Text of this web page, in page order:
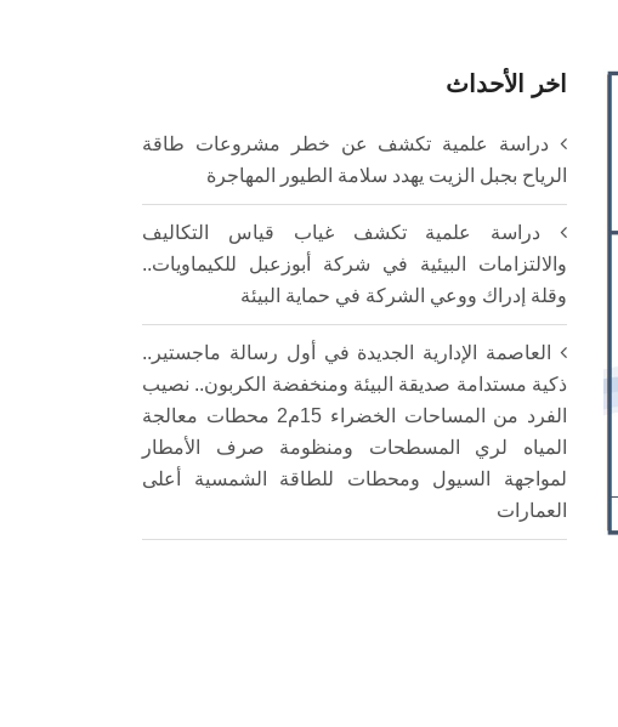
اخر الأحداث
دراسة علمية تكشف عن خطر مشروعات طاقة
الرياح بجبل الزيت يهدد سلامة الطيور المهاجرة
دراسة علمية تكشف غياب قياس التكاليف
والالتزامات البيئية في شركة أبوزعبل للكيماويات..
وقلة إدراك ووعي الشركة في حماية البيئة
العاصمة الإدارية الجديدة في أول رسالة ماجستير..
ذكية مستدامة صديقة البيئة ومنخفضة الكربون.. نصيب
الفرد من المساحات الخضراء 15م2 محطات معالجة
المياه لري المسطحات ومنظومة صرف الأمطار
لمواجهة السيول ومحطات للطاقة الشمسية أعلى
العمارات